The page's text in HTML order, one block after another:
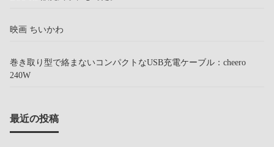
映画 ちいかわ
巻き取り型で絡まないコンパクトなUSB充電ケーブル：cheero
240W
最近の投稿